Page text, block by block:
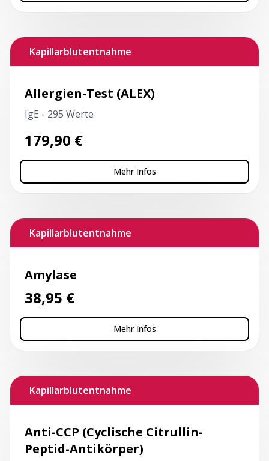
Kapillarblutentnahme
Allergien-Test (ALEX)
IgE - 295 Werte
179,90 €
Mehr Infos
Kapillarblutentnahme
Amylase
38,95 €
Mehr Infos
Kapillarblutentnahme
Anti-CCP (Cyclische Citrullin-
Peptid-Antikörper)